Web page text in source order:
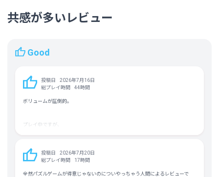
ポーランド語 (フル音声対応)
フォロワー数
共感が多いレビュー
Good
投稿日
2026年7月16日
総プレイ時間
44時間
ボリュームが圧倒的。
プレイ中ですが、
「それぞれのパズルの解は一つだけです。」
「どのパズルもルールと論理に基づいて解決します。推測が必要なパズルはあ
りません。」
投稿日
2026年7月20日
総プレイ時間
17時間
全然パズルゲームが得意じゃないのについやっちゃう人間によるレビューで